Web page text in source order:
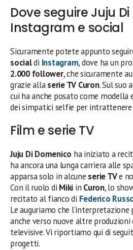
Dove seguire Juju
Instagram e social
Sicuramente potete appunto
socialdi Instagram, dove ha un
2.000 follower, che sicuramente
grazie allaserie TV Curon. Sul suo
cui ha anche posato come modella
dei simpatici selfie per intrattenere
Film e serie TV
Juju Di Domenico ha iniziato a
ha ancora una lunga carriera alle
apparsa solo in alcune serie TVe
Con il ruolo di Miki in Curon, lo
recitato al fianco di Federico
Le auguriamo che
anche verso nuove altre
televisive. Vi riportiamo qui di
progetti.